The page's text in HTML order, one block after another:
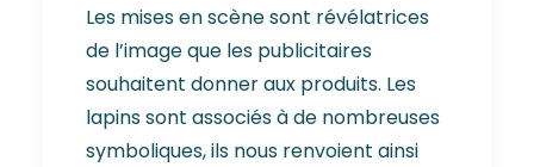
Les mises en scène sont révélatrices
de l’image que les publicitaires
souhaitent donner aux produits. Les
lapins sont associés à de nombreuses
symboliques, ils nous renvoient ainsi